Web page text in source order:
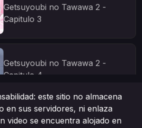
Getsuyoubi no Tawawa 2 -
Capitulo 3
Getsuyoubi no Tawawa 2 -
Capitulo 4
Getsuyoubi no Tawawa 2 -
este sitio no almacena
en sus servidores, ni enlaza
video se encuentra alojado en